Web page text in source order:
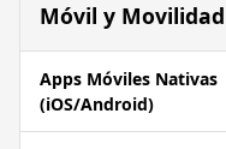
Móvil y Movilidad
Apps Móviles Nativas
(iOS/Android)